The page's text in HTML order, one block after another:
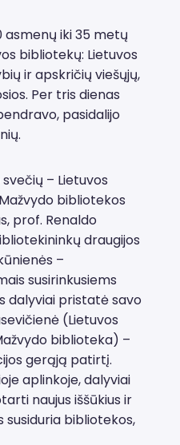
asmenų iki 35 metų
bibliotekų: Lietuvos
ir apskričių viešųjų,
Per tris dienas
pasidalijo
– Lietuvos
bibliotekos
prof. Renaldo
draugijos
–
susirinkusiems
dalyviai pristatė savo
(Lietuvos
biblioteka) –
gerąją patirtį.
aplinkoje, dalyviai
naujus iššūkius ir
susiduria bibliotekos,